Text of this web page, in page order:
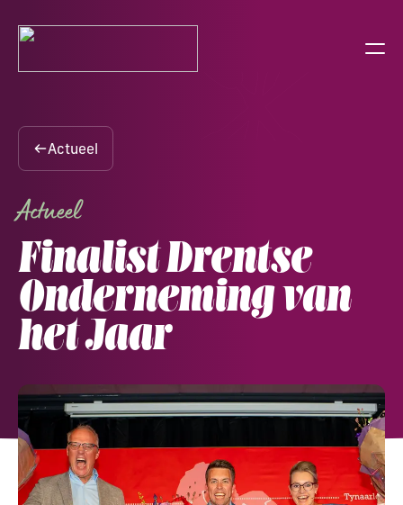
Zakelijk
Bestellen
0528 235 000
Offerte aanvragen
Lunchkaart
Overwerkmaaltijden
Actueel
Actueel
Finalist Drentse
Onderneming van
het Jaar